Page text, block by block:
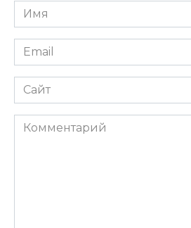
Имя
*
Email
*
Сайт
Комментарий